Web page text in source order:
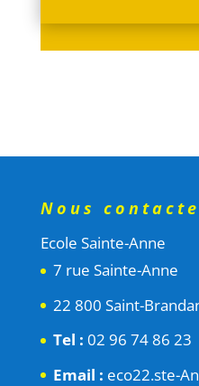
Nous
Ecole Sainte-Anne
7 rue Sainte-Anne
22 800 Saint-
Tel : 02 96 74 86 23
Email : eco22.ste-